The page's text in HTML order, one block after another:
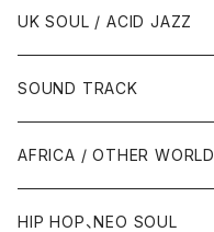
UK SOUL / ACID JAZZ
SOUND TRACK
AFRICA / OTHER WORLD
HIP HOP、NEO SOUL